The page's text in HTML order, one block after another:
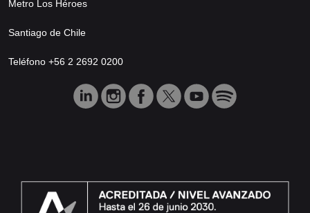
Metro Los Héroes
Santiago de Chile
Teléfono +56 2 2692 0200